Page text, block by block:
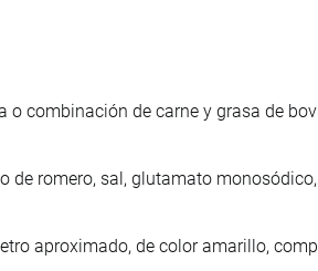
o combinación de carne y grasa de
de romero, sal, glutamato
aproximado, de color amarillo,